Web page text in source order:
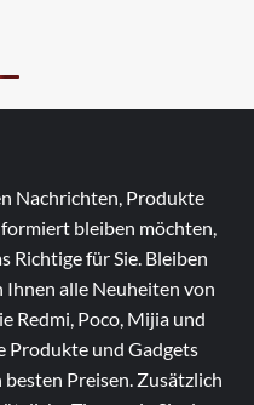
Nachrichten, Produkte
bleiben möchten,
Richtige für Sie. Bleiben
Ihnen alle Neuheiten von
Redmi, Poco, Mijia und
Produkte und Gadgets
besten Preisen. Zusätzlich